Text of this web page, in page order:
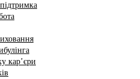
кар’єри